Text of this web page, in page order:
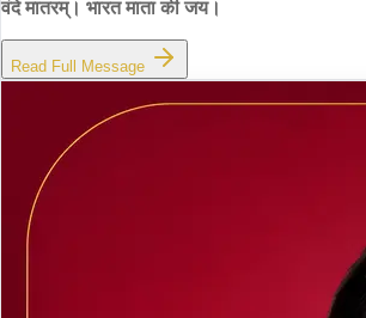
वंदे मातरम्। भारत माता की जय।
Read Full Message